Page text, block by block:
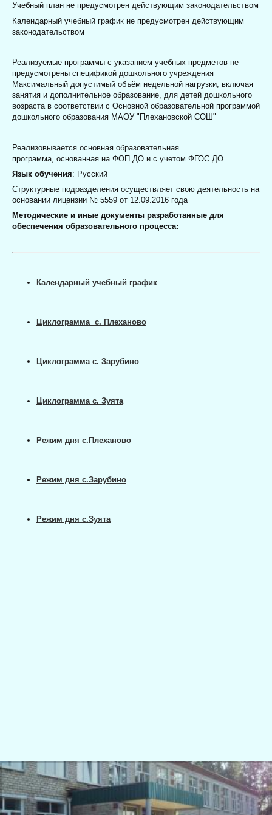
Учебный план не предусмотрен действующим законодательством
Календарный учебный график не предусмотрен действующим
законодательством
Реализуемые программы с указанием учебных предметов не
предусмотрены спецификой дошкольного учреждения
Максимальный допустимый объём недельной нагрузки, включая
занятия и дополнительное образование, для детей дошкольного
возраста в соответствии с Основной образовательной программой
дошкольного образования МАОУ "Плехановской СОШ"
Реализовывается основная образовательная
программа, основанная на ФОП ДО и с учетом ФГОС ДО
Язык обучения: Русский
Структурные подразделения осуществляет свою деятельность на
основании лицензии № 5559 от 12.09.2016 года
Методические и иные документы разработанные для
обеспечения образовательного процесса:
Календарный учебный график
Циклограмма с. Плеханово
Циклограмма с. Зарубино
Циклограмма с. Зуята
Режим дня с.Плеханово
Режим дня с.Зарубино
Режим дня с.Зуята